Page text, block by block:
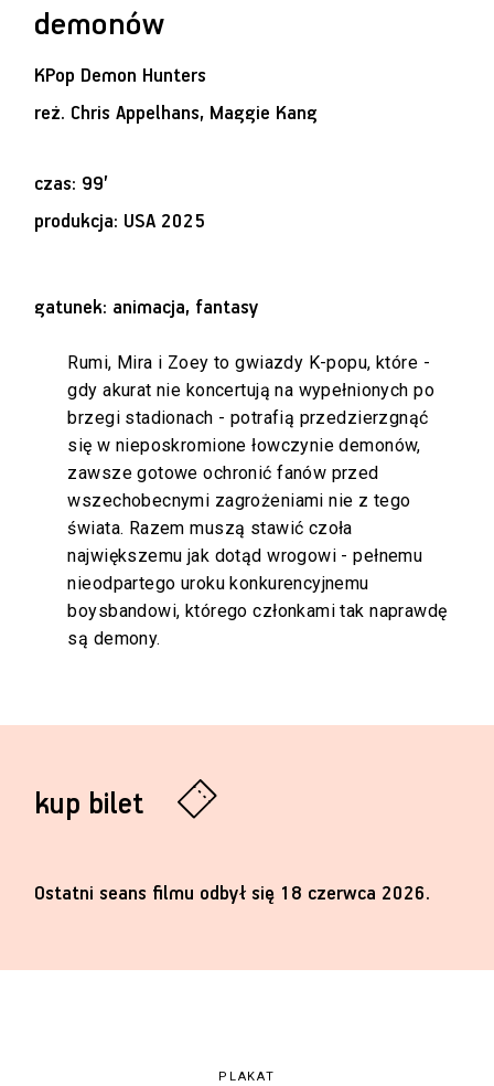
kup bilet
Ostatni seans filmu odbył się 18 czerwca 2026.
PLAKAT
demonów
KPop Demon Hunters
reż. Chris Appelhans, Maggie Kang
czas: 99’
produkcja: USA 2025
gatunek: animacja, fantasy
Rumi, Mira i Zoey to gwiazdy K-popu, które -
gdy akurat nie koncertują na wypełnionych po
brzegi stadionach - potrafią przedzierzgnąć
się w nieposkromione łowczynie demonów,
zawsze gotowe ochronić fanów przed
wszechobecnymi zagrożeniami nie z tego
świata. Razem muszą stawić czoła
największemu jak dotąd wrogowi - pełnemu
nieodpartego uroku konkurencyjnemu
boysbandowi, którego członkami tak naprawdę
są demony.